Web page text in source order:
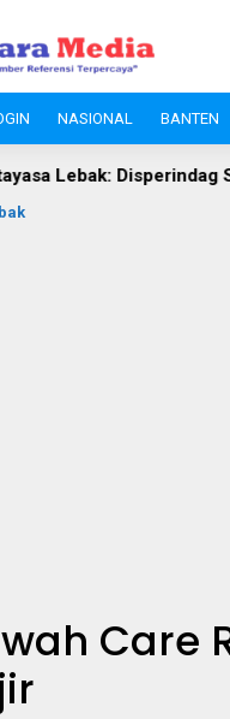
NASIONAL BANTEN
Sebut Kini Aset
Care